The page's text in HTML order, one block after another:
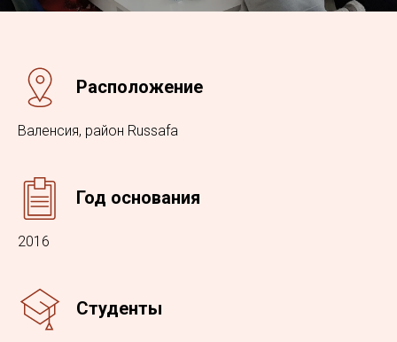
Расположение
Валенсия, район Russafa
Год основания
2016
Студенты